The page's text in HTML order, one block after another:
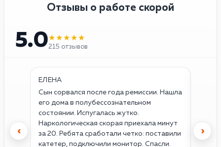
Отзывы о работе скорой
5.0★★★★★
215 отзывов
‹ ›
ЕЛЕНА
Сын сорвался после года ремиссии. Нашла
его дома в полубессознательном
состоянии. Испугалась жутко.
Наркологическая скорая приехала минут
за 20. Ребята сработали четко: поставили
катетер, подключили монитор. Спасли.